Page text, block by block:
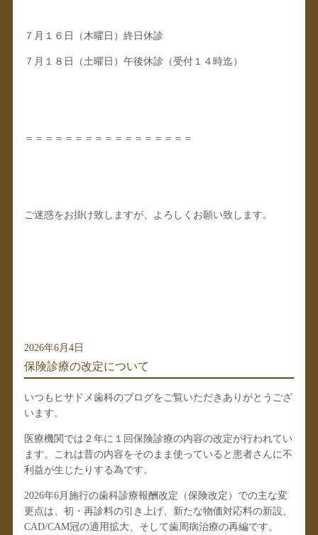
７月１６日（木曜日）終日休診
７月１８日（土曜日）午後休診（受付１４時迄）
＝＝＝＝＝＝＝＝＝＝＝＝＝＝＝＝＝
ご迷惑をお掛け致しますが、よろしくお願い致します。
2026年6月4日
保険診療の改定について
いつもヒサドメ歯科のブログをご覧いただきありがとうござ
います。
医療機関では２年に１回保険診療の内容の改定が行われてい
ます。これは昔の内容をそのまま使っていると患者さんに不
利益が生じたりする為です。
2026年6月施行の歯科診療報酬改定（保険改定） での主な変
更点は、初・再診料の引き上げ、新たな物価対応料の新設、
CAD/CAM冠の適用拡大、そして歯周病治療の再編です。